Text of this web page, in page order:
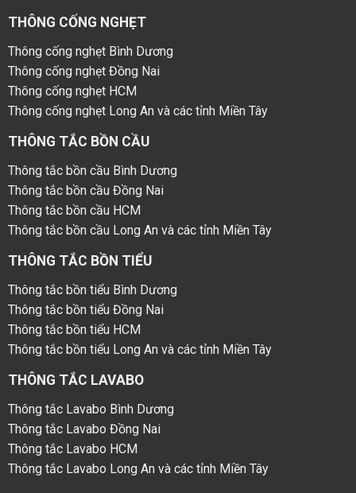
THÔNG CỐNG NGHẸT
Thông cống nghẹt Bình Dương
Thông cống nghẹt Đồng Nai
Thông cống nghẹt HCM
Thông cống nghẹt Long An và các tỉnh Miền Tây
THÔNG TẮC BỒN CẦU
Thông tắc bồn cầu Bình Dương
Thông tắc bồn cầu Đồng Nai
Thông tắc bồn cầu HCM
Thông tắc bồn cầu Long An và các tỉnh Miền Tây
THÔNG TẮC BỒN TIỂU
Thông tắc bồn tiểu Bình Dương
Thông tắc bồn tiểu Đồng Nai
Thông tắc bồn tiểu HCM
Thông tắc bồn tiểu Long An và các tỉnh Miền Tây
THÔNG TẮC LAVABO
Thông tắc Lavabo Bình Dương
Thông tắc Lavabo Đồng Nai
Thông tắc Lavabo HCM
Thông tắc Lavabo Long An và các tỉnh Miền Tây